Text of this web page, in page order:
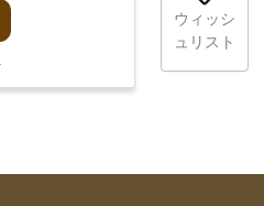
ウィッシ
ュリスト